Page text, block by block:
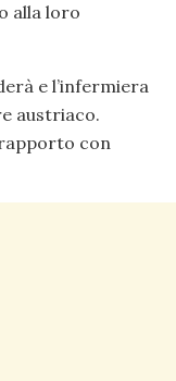
alla loro
e l’infermiera
austriaco.
con